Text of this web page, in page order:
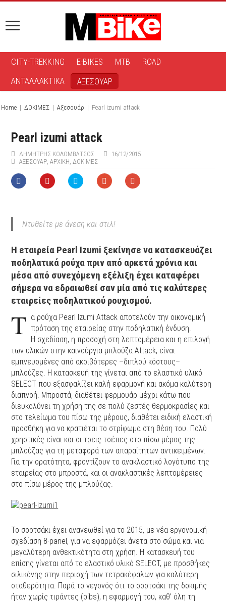
CITY-TREKKING E-BIKES MTB
ROAD
ΑΝΤΑΛΛΑΚΤΙΚΑ
ΑΞΕΣΟΥΑΡ
Home | ΔΟΚΙΜΕΣ | Αξεσουάρ | Pearl izumi attack
Pearl izumi attack
ΔΗΜΉΤΡΗΣ ΚΟΛΟΜΒΆΤΣΟΣ
16/12/2015
ΑΞΕΣΟΥΆΡ ,ΑΡΧΙΚΉ ΔΟΚΙΜΕΣ
Ντυθείτε με άνεση και στιλ!
Η εταιρεία Pearl Izumi ξεκίνησε να κατασκευάζει
ποδηλατικά ρούχα πριν από αρκετά χρόνια και
μέσα από συνεχόμενη εξέλιξη έχει καταφέρει
σήμερα να εδραιωθεί σαν μία από τις καλύτερες
εταιρείες ποδηλατικού ρουχισμού.
Τ α ρούχα Pearl Izumi Attack αποτελούν την οικονομική
πρόταση της εταιρείας στην ποδηλατική ένδυση.
Η σχεδίαση, η προσοχή στη λεπτομέρεια και η επιλογή
των υλικών στην καινούργια μπλούζα Attack, είναι
εμπνευσμένες από ακριβότερες –διπλού κόστους–
μπλούζες. Η κατασκευή της γίνεται από το ελαστικό υλικό
SELECT που εξασφαλίζει καλή εφαρμογή και ακόμα καλύτερη
διαπνοή. Μπροστά, διαθέτει φερμουάρ μέχρι κάτω που
διευκολύνει τη χρήση της σε πολύ ζεστές θερμοκρασίες και
στο τελείωμα του πίσω της μέρους, διαθέτει ειδική ελαστική
προσθήκη για να κρατιέται το στρίφωμα στη θέση του. Πολύ
χρηστικές είναι και οι τρεις τσέπες στο πίσω μέρος της
μπλούζας για τη μεταφορά των απαραίτητων αντικειμένων.
Για την ορατότητα, φροντίζουν το ανακλαστικό λογότυπο της
εταιρείας στο μπροστά, και οι ανακλαστικές λεπτομέρειες
στο πίσω μέρος της μπλούζας.
Το σορτσάκι έχει ανανεωθεί για το 2015, με νέα εργονομική
σχεδίαση 8-panel, για να εφαρμόζει άνετα στο σώμα και για
μεγαλύτερη ανθεκτικότητα στη χρήση. Η κατασκευή του
επίσης γίνεται από το ελαστικό υλικό SELECT, με προσθήκες
σιλικόνης στην περιοχή των τετρακέφαλων για καλύτερη
σταθερότητα. Παρά το γεγονός ότι το σορτσάκι της δοκιμής
ήταν χωρίς τιράντες (bibs), η εφαρμογή του, καθ’ όλη τη